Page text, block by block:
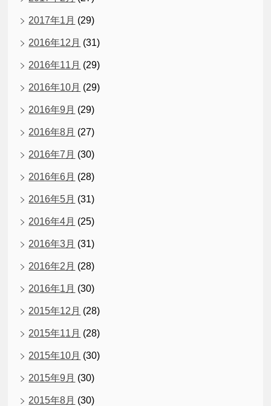
2017年1月 (29)
2016年12月 (31)
2016年11月 (29)
2016年10月 (29)
2016年9月 (29)
2016年8月 (27)
2016年7月 (30)
2016年6月 (28)
2016年5月 (31)
2016年4月 (25)
2016年3月 (31)
2016年2月 (28)
2016年1月 (30)
2015年12月 (28)
2015年11月 (28)
2015年10月 (30)
2015年9月 (30)
2015年8月 (30)